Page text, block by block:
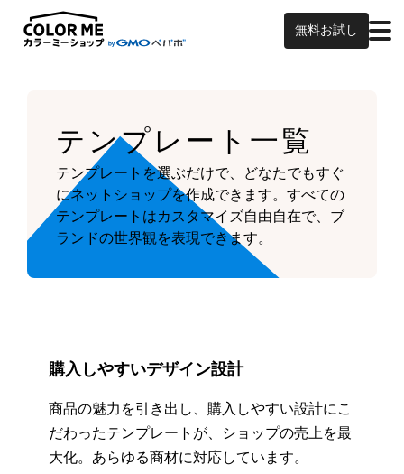
無料お試し
テンプレート一覧
テンプレートを選ぶだけで、どなたでもすぐ
にネットショップを作成できます。すべての
テンプレートはカスタマイズ自由自在で、ブ
ランドの世界観を表現できます。
購入しやすいデザイン設計
商品の魅力を引き出し、購入しやすい設計にこ
だわったテンプレートが、ショップの売上を最
大化。あらゆる商材に対応しています。